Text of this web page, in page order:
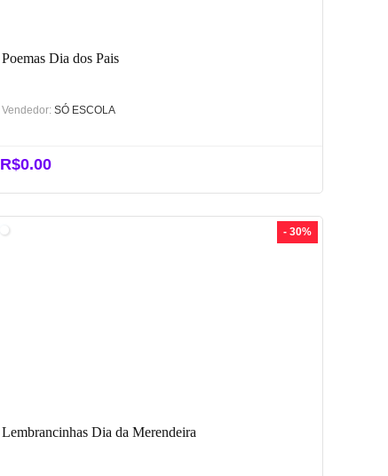
Poemas Dia dos Pais
Vendedor: SÓ ESCOLA
R$0.00
- 30%
Lembrancinhas Dia da Merendeira